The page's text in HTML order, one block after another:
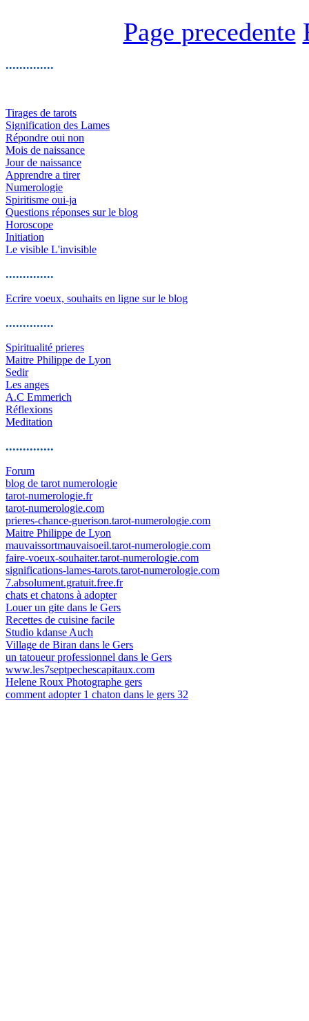
Page precedente
..............
Tirages de tarots
Signification des Lames
Répondre oui non
Mois de naissance
Jour de naissance
Apprendre a tirer
Numerologie
Spiritisme oui-ja
Questions réponses sur le blog
Horoscope
Initiation
Le visible L'invisible
..............
Ecrire voeux, souhaits en ligne sur le blog
..............
Spiritualité prieres
Maitre Philippe de Lyon
Sedir
Les anges
A.C Emmerich
Réflexions
Meditation
..............
Forum
blog de tarot numerologie
tarot-numerologie.fr
tarot-numerologie.com
prieres-chance-guerison.tarot-numerologie.com
Maitre Philippe de Lyon
mauvaissortmauvaisoeil.tarot-numerologie.com
faire-voeux-souhaiter.tarot-numerologie.com
significations-lames-tarots.tarot-numerologie.com
7.absolument.gratuit.free.fr
chats et chatons à adopter
Louer un gite dans le Gers
Recettes de cuisine facile
Studio kdanse Auch
Village de Biran dans le Gers
un tatoueur professionnel dans le Gers
www.les7septpechescapitaux.com
Helene Roux Photographe gers
comment adopter 1 chaton dans le gers 32